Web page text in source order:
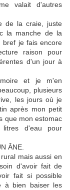
valait d'autres
de la craie, juste
la manche de la
bref je fais encore
raison pour
d'un jour à
et je m'en
plusieurs
les jours où je
après mon petit
que mon estomac
litres d'eau pour
ÂNE.
mais aussi en
d'avoir fait de
fait si possible
à bien baiser les